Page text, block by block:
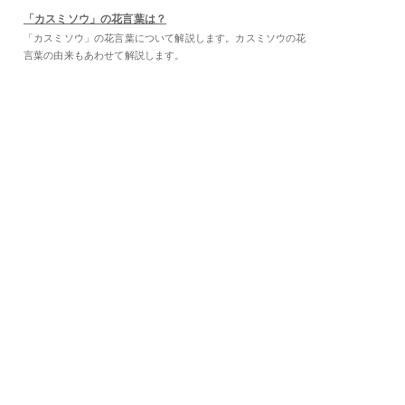
「カスミソウ」の花言葉は？
「カスミソウ」の花言葉について解説します。カスミソウの花
言葉の由来もあわせて解説します。